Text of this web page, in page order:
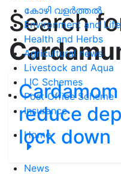
കോഴി വളർത്തൽ
Environment and
Health and Herbs
Agricultural news
Livestock and Aqua
LIC Schemes
Post Office Scheme
Insurance
Home
News
Search
reduce
lock down